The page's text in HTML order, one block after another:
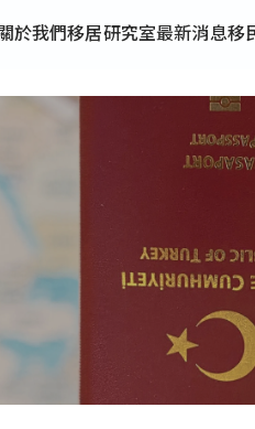
於我們移居研究室最新消息移